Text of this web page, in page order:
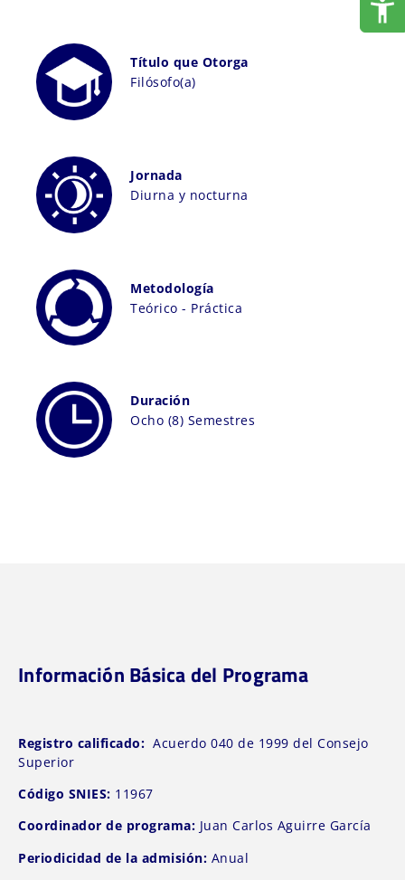
Título que Otorga
Filósofo(a)
Jornada
Diurna y nocturna
Metodología
Teórico - Práctica
Duración
Ocho (8) Semestres
Información Básica del Programa
Registro calificado: Acuerdo 040 de 1999 del Consejo
Superior
Código SNIES: 11967
Coordinador de programa: Juan Carlos Aguirre García
Periodicidad de la admisión: Anual